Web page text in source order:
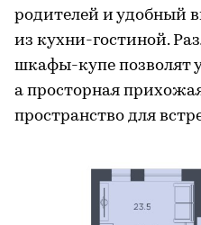
родителей и удобный
из кухни-гостиной.
шкафы-купе позволят
а просторная
пространство для